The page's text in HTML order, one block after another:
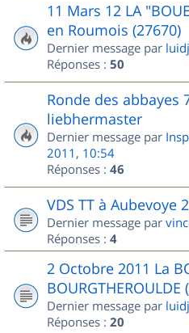
11 Mars 12 LA
en Roumois (27670)
Dernier message par
Réponses : 50
Ronde des abbayes
liebhermaster
Dernier message par
2011, 10:54
Réponses : 46
VDS TT à Aubevoye
Dernier message par
Réponses : 4
2 Octobre 2011 La
BOURGTHEROULDE
Dernier message par
Réponses : 20